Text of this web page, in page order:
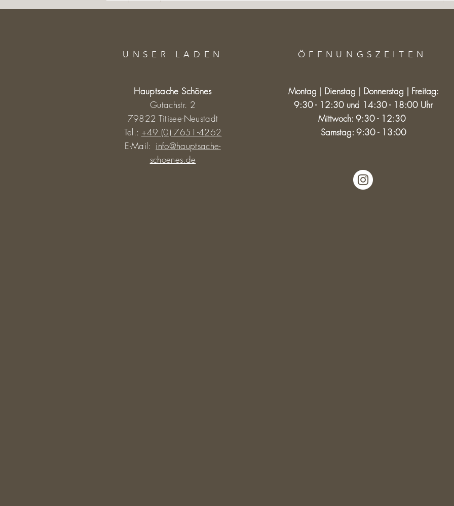
UNSER LADEN ÖFFNUNGSZEITE N
Hauptsache Schönes
Gutachstr. 2
79822 Titisee-Neustadt
Tel.: +49 (0) 7651-4262
E-Mail: info@hauptsache-
schoenes.de
Montag | Dienstag | Donnerstag | Freitag:
9:30 - 12:30 und 14:30 - 18:00 Uhr
Mittwoch: 9:30 - 12:30
Samstag: 9:30 - 13:00